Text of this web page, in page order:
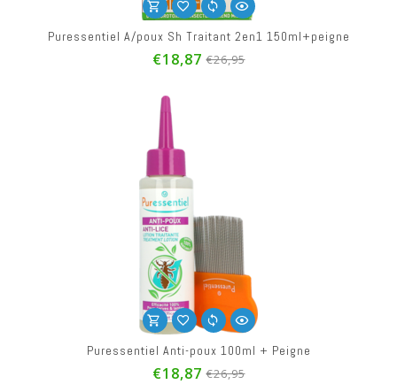
Puressentiel A/poux Sh Traitant 2en1 150ml+peigne
€18,87 €26,95
Puressentiel Anti-poux 100ml + Peigne
€18,87 €26,95